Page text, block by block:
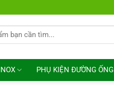
PHỤ KIỆN ĐƯỜNG ỐNG